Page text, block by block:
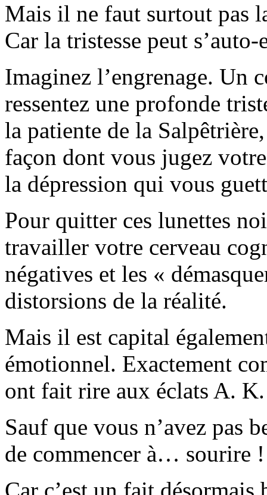
Mais il ne faut surtout pas
Car la tristesse peut
Imaginez l’engrenage. Un
ressentez une profonde
la patiente de la
façon dont vous jugez
la dépression qui vous
Pour quitter ces lunettes
travailler votre cerveau
négatives et les «
distorsions de la réalité.
Mais il est capital
émotionnel. Exactement
ont fait rire aux éclats A. K.
Sauf que vous n’avez pas
de commencer à… sourire !